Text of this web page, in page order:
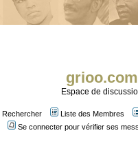
grioo.com
Espace de
Rechercher Liste des Membres
Se connecter pour vérifier ses